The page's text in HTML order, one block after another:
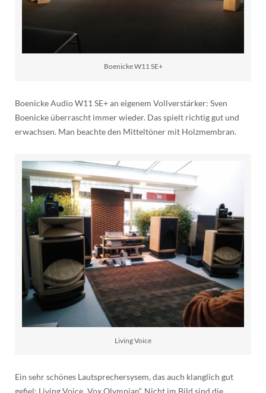
Boenicke W11 SE+
Boenicke Audio W11 SE+ an eigenem Vollverstärker: Sven
Boenicke überrascht immer wieder. Das spielt richtig gut und
erwachsen. Man beachte den Mitteltöner mit Holzmembran.
Living Voice
Ein sehr schönes Lautsprechersysem, das auch klanglich gut